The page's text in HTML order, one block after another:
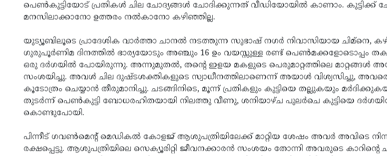
പെണ്‍കുട്ടിയോട് പ്രതികള്‍ ചില ചോദ്യങ്ങള്‍ ചോദിക്കുന്നത് വീഡിയോയില്‍ കാണാം. കുട്ടിക്ക്
മനസിലാക്കാനോ ഉത്തരം നല്‍കാനോ കഴിഞ്ഞില്ല.
യുട്യൂബിലൂടെ പ്രാദേശിക വാര്‍ത്താ ചാനല്‍ നടത്തുന്ന സുഭാഷ് നഗര്‍ നിവാസിയായ ചിമ്നെ,
ഗുരുപൂര്‍ണിമ ദിനത്തില്‍ ഭാര്യയോടും അഞ്ചും 16 ഉം വയസ്സുള്ള രണ്ട് പെണ്‍മക്കളോടൊപ്പം
ഒരു ദര്‍ഗയില്‍ പോയിരുന്നു. അന്നുമുതല്‍, തന്റെ ഇളയ മകളുടെ പെരുമാറ്റത്തിലെ മാറ്റങ്ങള്‍
സംശയിച്ചു. അവള്‍ ചില ദുഷ്ടശക്തികളുടെ സ്വാധീനത്തിലാണെന്ന് അയാള്‍ വിശ്വസിച്ചു,
കൂടോത്രം ചെയ്യാന്‍ തീരുമാനിച്ചു. ചടങ്ങിനിടെ, മൂന്ന് പ്രതികളും കുട്ടിയെ തല്ലുകയും
തുടര്‍ന്ന് പെൺകുട്ടി ബോധരഹിതയായി നിലത്തു വീണു, ശനിയാഴ്ച പുലര്‍ചെ കുട്ടിയെ
കൊണ്ടുപോയി.
പിന്നീട് ഗവണ്‍മെന്റ് മെഡികല്‍ കോളജ് ആശുപത്രിയിലേക്ക് മാറ്റിയ ശേഷം അവര്‍ അവിടെ
രക്ഷപ്പെട്ടു. ആശുപത്രിയിലെ സെക്യൂരിറ്റി ജീവനക്കാരന്‍ സംശയം തോന്നി അവരുടെ കാറിന്റെ